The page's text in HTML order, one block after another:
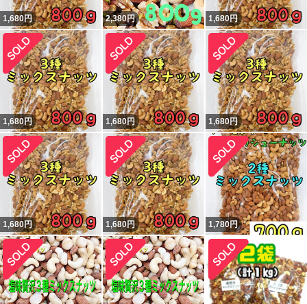
1,680円 2,380円 1,680円
1,680円 1,680円 1,680円
1,680円 1,680円 1,780円